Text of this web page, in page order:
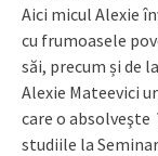
Aici micul Alexie
cu frumoasele
săi, precum și de
Alexie Mateevici
care o absolveşte
studiile la